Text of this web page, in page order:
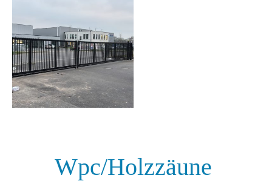
Wpc/Holzzäune